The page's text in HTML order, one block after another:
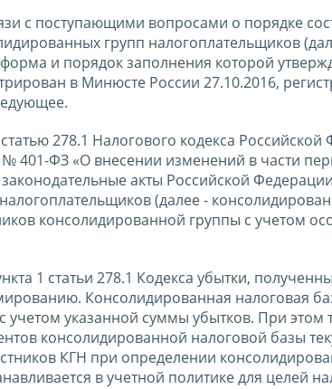
с поступающими вопросами о порядке
групп налогоплательщиков
и порядок заполнения которой
в Минюсте России 27.10.2016,
278.1 Налогового кодекса Российской
401-ФЗ «О внесении изменений в части
акты Российской
(далее -
консолидированной группы с учетом
1 статьи 278.1 Кодекса убытки,
Консолидированная налоговая
учетом указанной суммы убытков. При этом
консолидированной налоговой базы
КГН при определении
в учетной политике для целей